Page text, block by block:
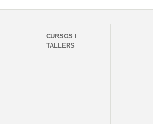
CURSOS I
TALLERS